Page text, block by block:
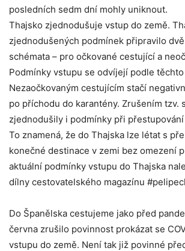
posledních sedm dní mohly uniknout.
Thajsko zjednodušuje vstup do země.
zjednodušených podmínek připravilo
schémata – pro očkované cestující a
Podmínky vstupu se odvíjejí podle
Nezaočkovaným cestujícím stačí
po příchodu do karantény. Zrušením tzv.
zjednodušily i podmínky při
To znamená, že do Thajska lze létat s
konečné destinace v zemi bez omezení
aktuální podmínky vstupu do Thajska
dílny cestovatelského magazínu
Do Španělska cestujeme jako před
června zrušilo povinnost prokázat se
vstupu do země. Není tak již povinné